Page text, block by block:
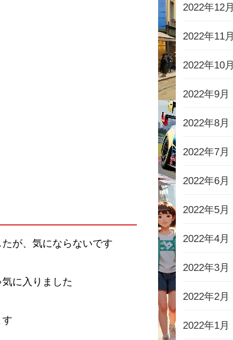
が、気にならないです
に入りました
す
2022年12月
2022年11月
2022年10月
2022年9月
2022年8月
2022年7月
2022年6月
2022年5月
2022年4月
2022年3月
2022年2月
2022年1月